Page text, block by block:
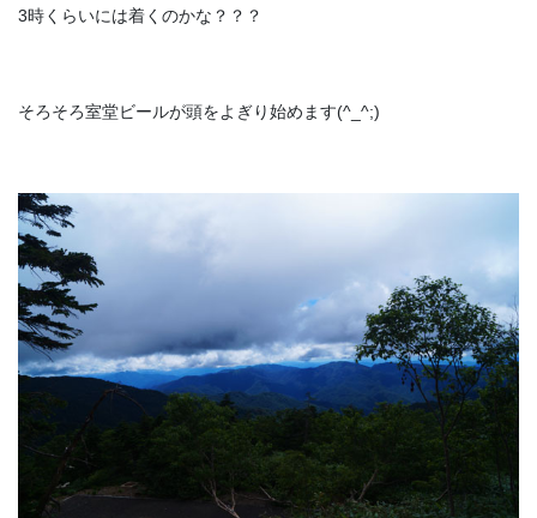
3時くらいには着くのかな？？？
そろそろ室堂ビールが頭をよぎり始めます(^_^;)